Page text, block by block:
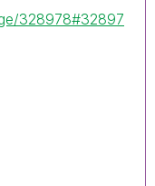
328978#32897